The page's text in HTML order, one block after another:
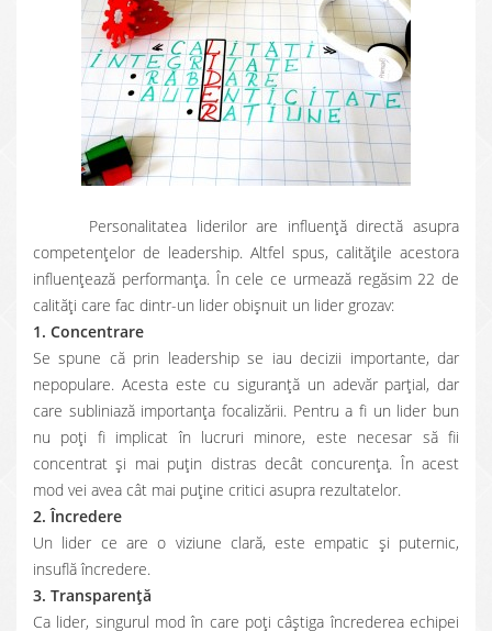
Personalitatea liderilor are influenţă directă asupra
competenţelor de leadership. Altfel spus, calităţile acestora
influenţează performanţa. În cele ce urmează regăsim 22 de
calităţi care fac dintr-un lider obişnuit un lider grozav:
1. Concentrare
Se spune că prin leadership se iau decizii importante, dar
nepopulare. Acesta este cu siguranţă un adevăr parțial, dar
care subliniază importanţa focalizării. Pentru a fi un lider bun
nu poţi fi implicat în lucruri minore, este necesar să fii
concentrat şi mai puţin distras decât concurenţa. În acest
mod vei avea cât mai puţine critici asupra rezultatelor.
2. Încredere
Un lider ce are o viziune clară, este empatic şi puternic,
insuflă încredere.
3. Transparenţă
Ca lider, singurul mod în care poţi câştiga încrederea echipei